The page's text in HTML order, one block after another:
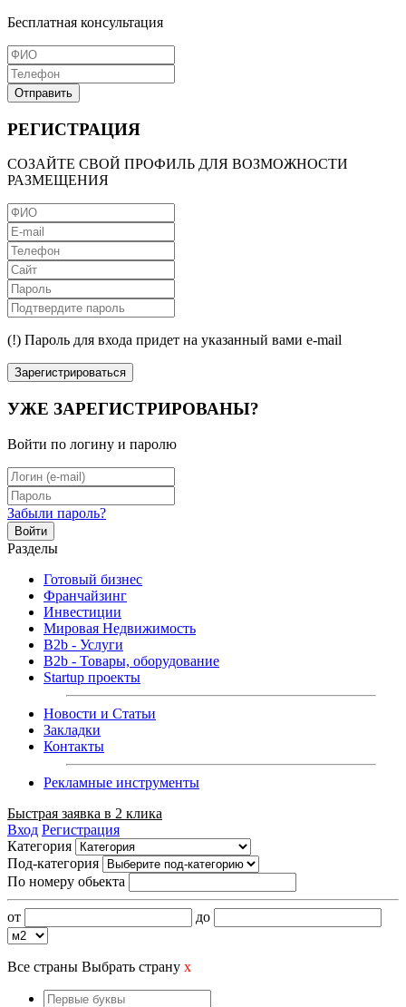
Бесплатная консультация
Отправить
РЕГИСТРАЦИЯ
СОЗАЙТЕ СВОЙ ПРОФИЛЬ ДЛЯ ВОЗМОЖНОСТИ
РАЗМЕЩЕНИЯ
(!) Пароль для входа придет на указанный вами e-mail
Зарегистрироваться
УЖЕ ЗАРЕГИСТРИРОВАНЫ?
Войти по логину и паролю
Забыли пароль?
Войти
Разделы
Готовый бизнес
Франчайзинг
Инвестиции
Мировая Недвижимость
B2b - Услуги
B2b - Товары, оборудование
Startup проекты
Новости и Статьи
Закладки
Контакты
Рекламные инструменты
Быстрая заявка в 2 клика
Вход Регистрация
Категория
Под-категория
По номеру обьекта
от до
Все страны Выбрать страну x